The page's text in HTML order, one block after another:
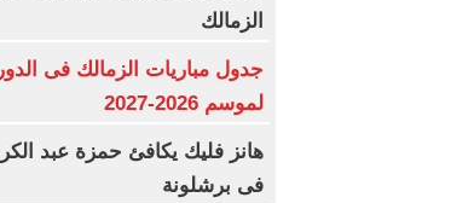
الزمالك
جدول مباريات الزمالك فى
لموسم 2026-2027
هانز فليك يكافئ حمزة عبد
فى برشلونة